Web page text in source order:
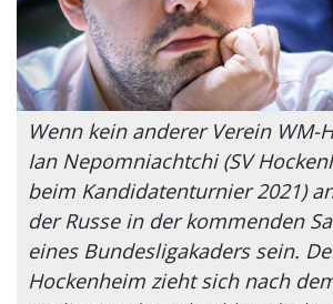
Wenn kein anderer Verein WM-
Ian Nepomniachtchi (SV
beim Kandidatenturnier 2021)
der Russe in der kommenden
eines Bundesligakaders sein.
Hockenheim zieht sich nach